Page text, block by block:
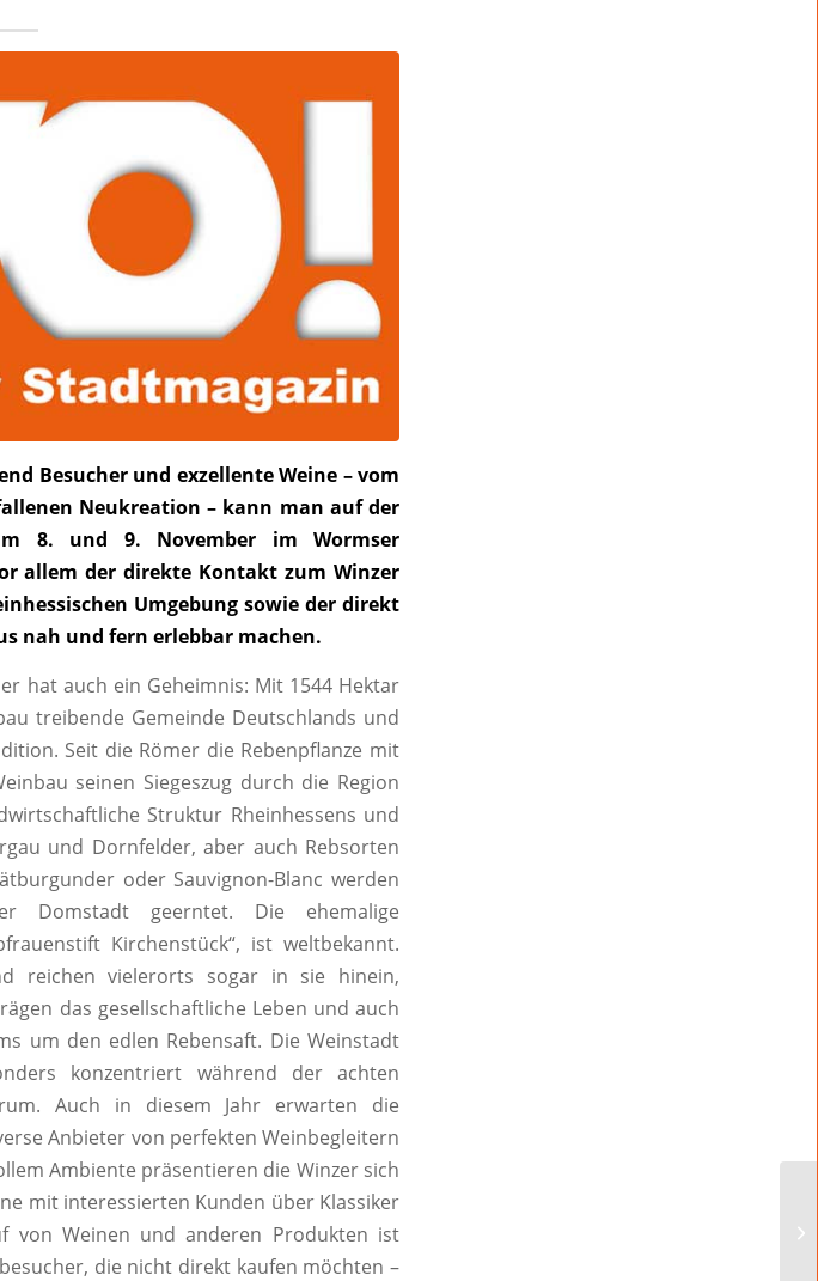
Besucher und exzellente Weine – vom
Neukreation – kann man auf der
8. und 9. November im Wormser
allem der direkte Kontakt zum Winzer
Umgebung sowie der direkt
nah und fern erlebbar machen.
hat auch ein Geheimnis: Mit 1544 Hektar
treibende Gemeinde Deutschlands und
Seit die Römer die Rebenpflanze mit
seinen Siegeszug durch die Region
Struktur Rheinhessens und
und Dornfelder, aber auch Rebsorten
oder Sauvignon-Blanc werden
Domstadt geerntet. Die ehemalige
Kirchenstück“, ist weltbekannt.
reichen vielerorts sogar in sie hinein,
das gesellschaftliche Leben und auch
um den edlen Rebensaft. Die Weinstadt
konzentriert während der achten
Auch in diesem Jahr erwarten die
Anbieter von perfekten Weinbegleitern
Ambiente präsentieren die Winzer sich
mit interessierten Kunden über Klassiker
von Weinen und anderen Produkten ist
die nicht direkt kaufen möchten –